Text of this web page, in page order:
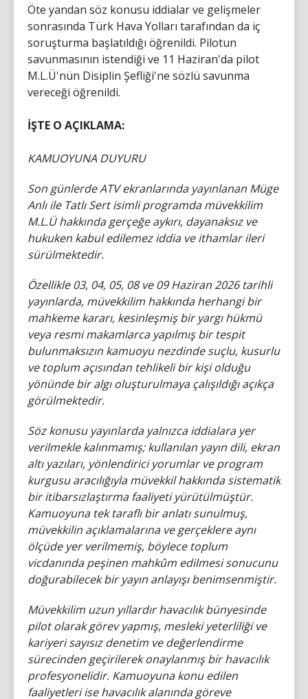
Öte yandan söz konusu iddialar ve gelişmeler
sonrasında Türk Hava Yolları tarafından da iç
soruşturma başlatıldığı öğrenildi. Pilotun
savunmasının istendiği ve 11 Haziran'da pilot
M.L.Ü'nün Disiplin Şefliği'ne sözlü savunma
vereceği öğrenildi.
İŞTE O AÇIKLAMA:
KAMUOYUNA DUYURU
Son günlerde ATV ekranlarında yayınlanan Müge
Anlı ile Tatlı Sert isimli programda müvekkilim
M.L.Ü hakkında gerçeğe aykırı, dayanaksız ve
hukuken kabul edilemez iddia ve ithamlar ileri
sürülmektedir.
Özellikle 03, 04, 05, 08 ve 09 Haziran 2026 tarihli
yayınlarda, müvekkilim hakkında herhangi bir
mahkeme kararı, kesinleşmiş bir yargı hükmü
veya resmi makamlarca yapılmış bir tespit
bulunmaksızın kamuoyu nezdinde suçlu, kusurlu
ve toplum açısından tehlikeli bir kişi olduğu
yönünde bir algı oluşturulmaya çalışıldığı açıkça
görülmektedir.
Söz konusu yayınlarda yalnızca iddialara yer
verilmekle kalınmamış; kullanılan yayın dili, ekran
altı yazıları, yönlendirici yorumlar ve program
kurgusu aracılığıyla müvekkil hakkında sistematik
bir itibarsızlaştırma faaliyeti yürütülmüştür.
Kamuoyuna tek taraflı bir anlatı sunulmuş,
müvekkilin açıklamalarına ve gerçeklere aynı
ölçüde yer verilmemiş, böylece toplum
vicdanında peşinen mahkûm edilmesi sonucunu
doğurabilecek bir yayın anlayışı benimsenmiştir.
Müvekkilim uzun yıllardır havacılık bünyesinde
pilot olarak görev yapmış, mesleki yeterliliği ve
kariyeri sayısız denetim ve değerlendirme
sürecinden geçirilerek onaylanmış bir havacılık
profesyonelidir. Kamuoyuna konu edilen
faaliyetleri ise havacılık alanında göreve